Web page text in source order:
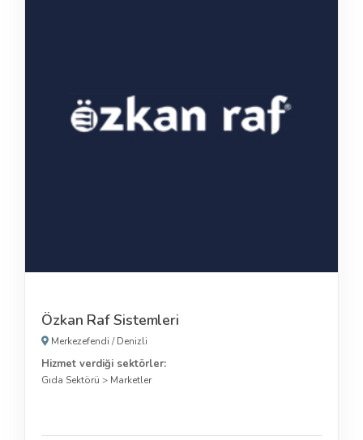
Özkan Raf Sistemleri
Merkezefendi /Denizli
Hizmet verdiği sektörler:
Gıda Sektörü > Marketler